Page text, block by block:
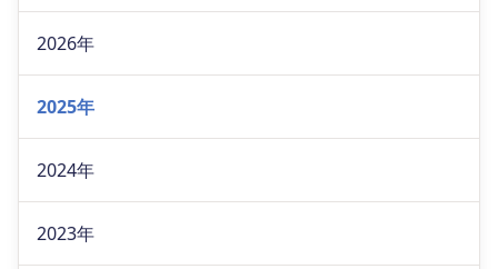
2026年
2025年
2024年
2023年